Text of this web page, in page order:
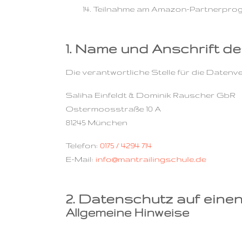
Teilnahme am Amazon-
1. Name und Anschrift
Die verantwortliche Stelle für die
Saliha Einfeldt & Dominik Rauscher GbR
Ostermoosstraße 10 A
81245 München
Telefon:0175 / 4294 714
E-Mail: info@mantrailingschule.de
2. Datenschutz auf
Allgemeine Hinweise